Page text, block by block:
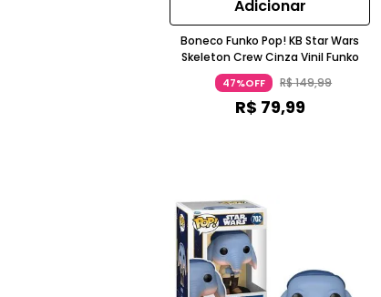
Adicionar
Boneco Funko Pop! KB Star Wars
Skeleton Crew Cinza Vinil Funko
47%OFF R$149,99
R$ 79,99